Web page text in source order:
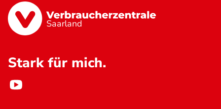
Saarland
Stark für mich.